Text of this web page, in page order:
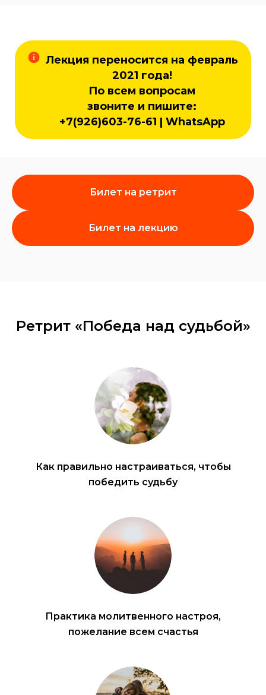
Лекция переносится на февраль
2021 года!
По всем вопросам
звоните и пишите:
+7(926)603-76-61 | WhatsApp
Билет на ретрит
Билет на лекцию
Ретрит «Победа над судьбой»
Как правильно настраиваться, чтобы
победить судьбу
Практика молитвенного настроя,
пожелание всем счастья